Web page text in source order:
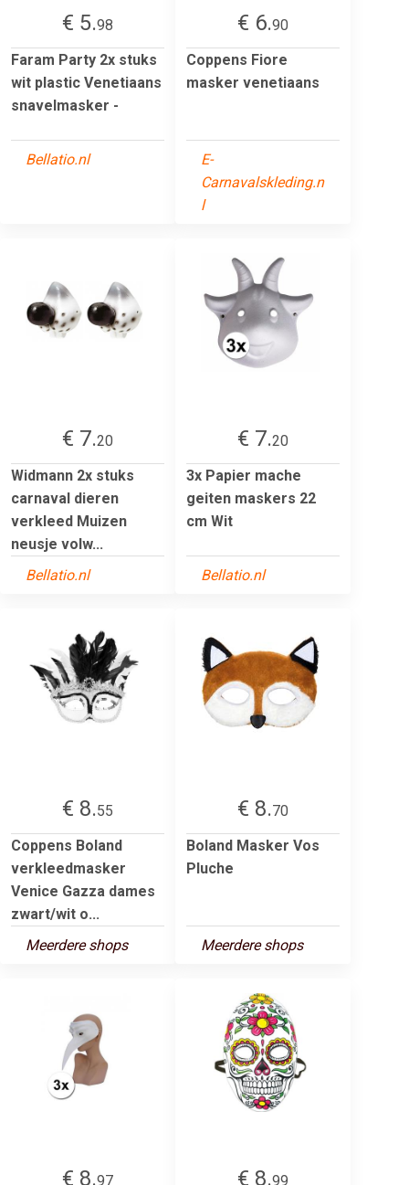
€ 5.98
Faram Party 2x stuks
wit plastic Venetiaans
snavelmasker -
Bellatio.nl
€ 6.90
Coppens Fiore
masker venetiaans
E-
Carnavalskleding.n
l
€ 7.20
Widmann 2x stuks
carnaval dieren
verkleed Muizen
neusje volw...
Bellatio.nl
€ 7.20
3x Papier mache
geiten maskers 22
cm Wit
Bellatio.nl
€ 8.55
Coppens Boland
verkleedmasker
Venice Gazza dames
zwart/wit o...
Meerdere shops
€ 8.70
Boland Masker Vos
Pluche
Meerdere shops
€ 8.97 € 8.99